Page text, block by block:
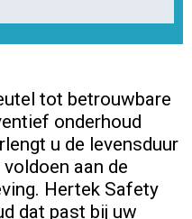
tot betrouwbare
onderhoud
u de levensduur
aan de
Hertek Safety
dat past bij uw